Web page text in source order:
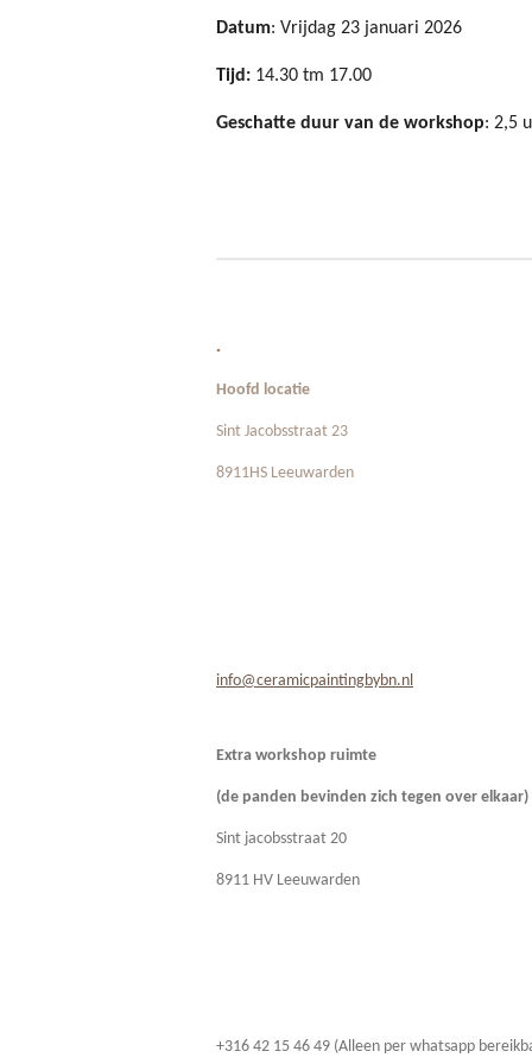
Datum: Vrijdag 23 januari 2026
Tijd: 14.30 tm 17.00
Geschatte duur van de workshop: 2,5
.
Hoofd locatie
Sint Jacobsstraat 23
8911HS Leeuwarden
info@ceramicpaintingbybn.nl
Extra workshop ruimte
(de panden bevinden zich tegen over elkaar)
Sint jacobsstraat 20
8911 HV Leeuwarden
+316 42 15 46 49 (Alleen per whatsapp